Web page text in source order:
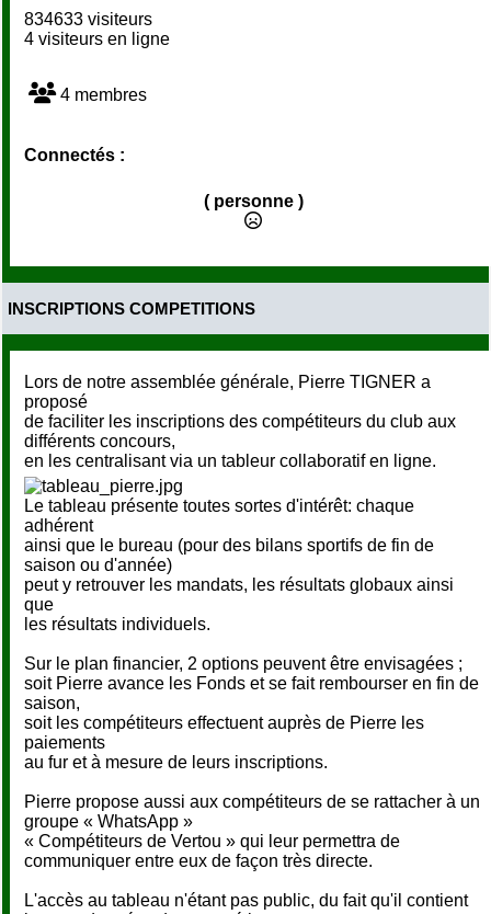
834633 visiteurs
4 visiteurs en ligne
4 membres
Connectés :
( personne )
INSCRIPTIONS COMPETITIONS
Lors de notre assemblée générale, Pierre TIGNER a
proposé
de faciliter les inscriptions des compétiteurs du club aux
différents concours,
en les centralisant via un tableur collaboratif en ligne.
Le tableau présente toutes sortes d'intérêt: chaque
adhérent
ainsi que le bureau (pour des bilans sportifs de fin de
saison ou d'année)
peut y retrouver les mandats, les résultats globaux ainsi
que
les résultats individuels.
Sur le plan financier, 2 options peuvent être envisagées ;
soit Pierre avance les Fonds et se fait rembourser en fin de
saison,
soit les compétiteurs effectuent auprès de Pierre les
paiements
au fur et à mesure de leurs inscriptions.
Pierre propose aussi aux compétiteurs de se rattacher à un
groupe « WhatsApp »
« Compétiteurs de Vertou » qui leur permettra de
communiquer entre eux de façon très directe.
L'accès au tableau n'étant pas public, du fait qu'il contient